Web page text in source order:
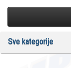
Sve kategorije